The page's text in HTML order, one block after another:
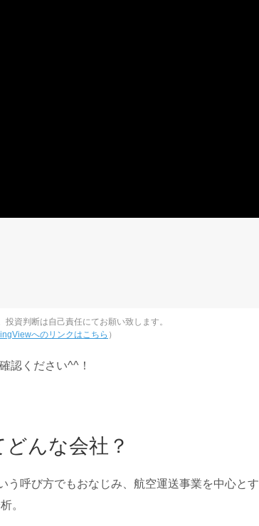
資判断は自己責任にてお願い致します。
へのリンクはこちら ）
認ください^^！
んな会社？
う呼び方でもおなじみ、航空運送事業を中心とす
。